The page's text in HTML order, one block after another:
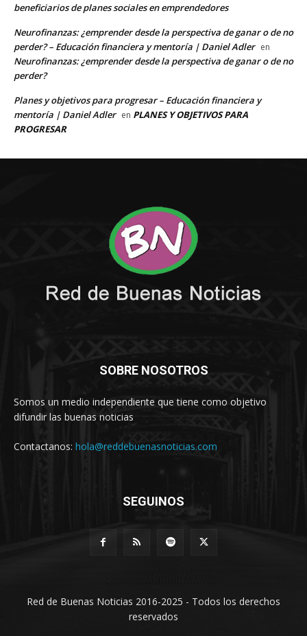
SOBRE NOSOTROS
Somos un medio independiente que tiene como objetivo
difundir las buenas noticias
Contactanos: hola@reddebuenasnoticias.com
SEGUINOS
Red de Buenas Noticias 2016-2025 - Todos los derechos
reservados